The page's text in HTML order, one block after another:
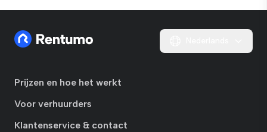
Prijzen en hoe het werkt
Voor verhuurders
Klantenservice & contact